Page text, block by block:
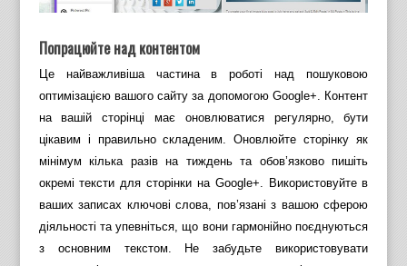
Попрацюйте над контентом
Це найважливіша частина в роботі над пошуковою
оптимізацією вашого сайту за допомогою Google+. Контент
на вашій сторінці має оновлюватися регулярно, бути
цікавим і правильно складеним. Оновлюйте сторінку як
мінімум кілька разів на тиждень та обов’язково пишіть
окремі тексти для сторінки на Google+. Використовуйте в
ваших записах ключові слова, пов’язані з вашою сферою
діяльності та упевніться, що вони гармонійно поєднуються
з основним текстом. Не забудьте використовувати